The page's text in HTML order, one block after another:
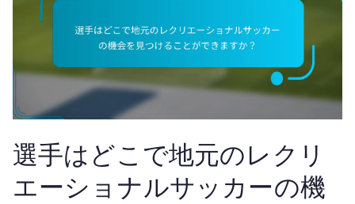
選手はどこで地元のレクリ
エーショナルサッカーの機